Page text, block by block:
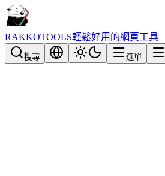
RAKKOTOOLS輕鬆好用的網頁工具
搜尋 選單